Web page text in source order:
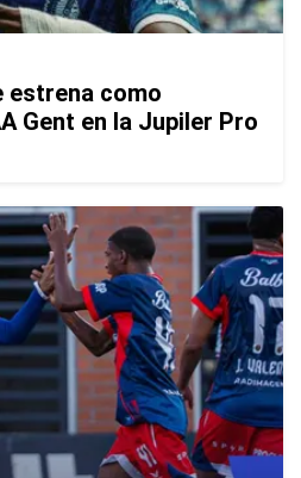
estrena como
Gent en la Jupiler Pro